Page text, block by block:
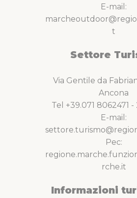
E-mail:
t
Settore
Via Gentile da
Ancona
Tel +39.071 8062471 -
E-mail:
Pec:
rche.it
Informazioni